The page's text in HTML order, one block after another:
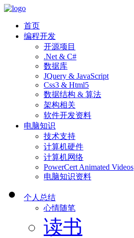
首页
编程开发
开源项目
.Net & C#
数据库
JQuery & JavaScript
Css3 & Html5
数据结构 & 算法
架构相关
软件开发资料
电脑知识
技术支持
计算机硬件
计算机网络
PowerCert Animated Videos
电脑知识资料
个人总结
心情随笔
读书